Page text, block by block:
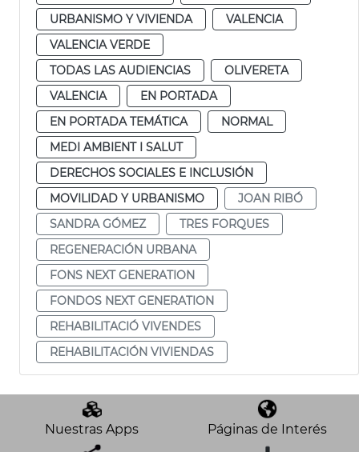
URBANISMO Y VIVIENDA
VALENCIA
VALENCIA VERDE
TODAS LAS AUDIENCIAS
OLIVERETA
VALENCIA
EN PORTADA
EN PORTADA TEMÁTICA
NORMAL
MEDI AMBIENT I SALUT
DERECHOS SOCIALES E INCLUSIÓN
MOVILIDAD Y URBANISMO
JOAN RIBÓ
SANDRA GÓMEZ
TRES FORQUES
REGENERACIÓN URBANA
FONS NEXT GENERATION
FONDOS NEXT GENERATION
REHABILITACIÓ VIVENDES
REHABILITACIÓN VIVIENDAS
Nuestras Apps Páginas de Interés